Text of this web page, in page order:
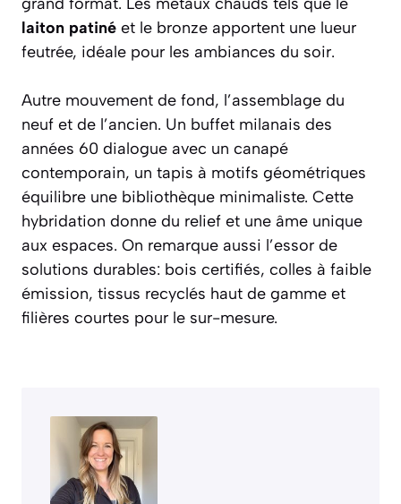
laiton patiné et le bronze apportent une lueur
feutrée, idéale pour les ambiances du soir.
Autre mouvement de fond, l’assemblage du
neuf et de l’ancien. Un buffet milanais des
années 60 dialogue avec un canapé
contemporain, un tapis à motifs géométriques
équilibre une bibliothèque minimaliste. Cette
hybridation donne du relief et une âme unique
aux espaces. On remarque aussi l’essor de
solutions durables: bois certifiés, colles à faible
émission, tissus recyclés haut de gamme et
filières courtes pour le sur-mesure.